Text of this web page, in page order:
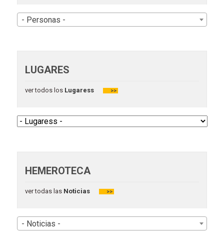
- Personas -
LUGARES
ver todos losLugaress >>
HEMEROTECA
ver todas lasNoticias >>
- Noticias -